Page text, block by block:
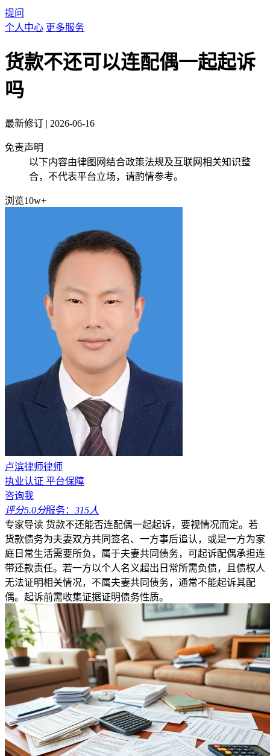
提问
个人中心 更多服务
货款不还可以连配偶一起起诉
吗
最新修订 | 2026-06-16
免责声明
以下内容由律图网结合政策法规及互联网相关知识整
合，不代表平台立场，请酌情参考。
浏览10w+
卢滨律师律师
执业认证 平台保障
咨询我
评分5.0分服务： 315人
专家导读 货款不还能否连配偶一起起诉，要视情况而定。若
货款债务为夫妻双方共同签名、一方事后追认，或是一方为家
庭日常生活需要所负，属于夫妻共同债务，可起诉配偶承担连
带还款责任。若一方以个人名义超出日常所需负债，且债权人
无法证明相关情况，不属夫妻共同债务，通常不能起诉其配
偶。起诉前需收集证据证明债务性质。